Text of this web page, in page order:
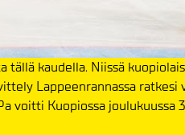
tällä kaudella. Niissä
Lappeenrannassa ratkesi
voitti Kuopiossa joulukuussa